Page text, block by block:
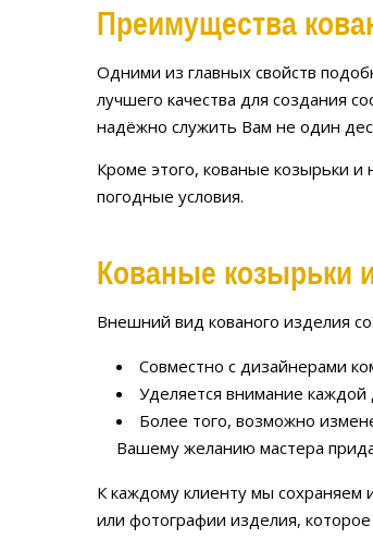
Преимущества
Одними из главных свойств
лучшего качества для создания
надёжно служить Вам не один
Кроме этого, кованые козырьки
погодные условия.
Кованые козырьки
Внешний вид кованого изделия
Совместно с дизайнерами
Уделяется внимание
Более того, возможно
Вашему желанию мастера
К каждому клиенту мы
или фотографии изделия,